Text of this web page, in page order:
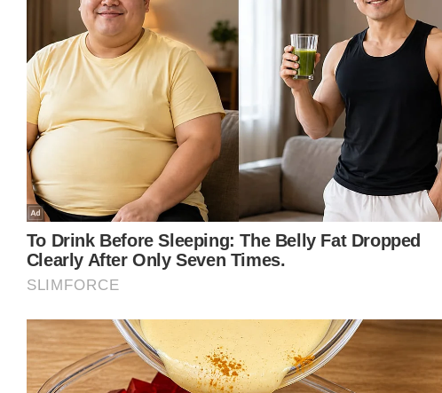
Semasa
Dua anggota polis minta belanja
RM100 berdepan tindakan
tatatertib
TAUFIK SALIMIN
09 Aug 2026 02:37pm
Semasa
Kenyataan MAG tunjuk 'sindrom
MOHD AZLIM ZAINURY
Semasa
​Tiga lelaki Rohingya ditahan bantu
siasatan jenayah seksual libatkan
mangsa OKU